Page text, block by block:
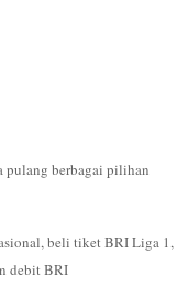
pulang berbagai pilihan
beli tiket BRI Liga 1,
debit BRI